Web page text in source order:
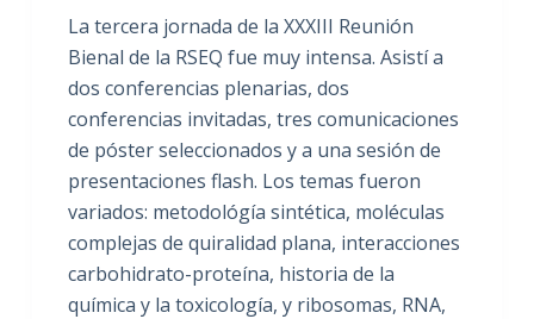
La tercera jornada de la XXXIII Reunión
Bienal de la RSEQ fue muy intensa. Asistí a
dos conferencias plenarias, dos
conferencias invitadas, tres comunicaciones
de póster seleccionados y a una sesión de
presentaciones flash. Los temas fueron
variados: metodológía sintética, moléculas
complejas de quiralidad plana, interacciones
carbohidrato-proteína, historia de la
química y la toxicología, y ribosomas, RNA,